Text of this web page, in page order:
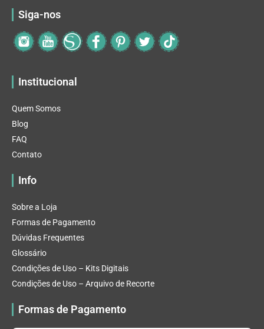
Siga-nos
Institucional
Quem Somos
Blog
FAQ
Contato
Info
Sobre a Loja
Formas de Pagamento
Dúvidas Frequentes
Glossário
Condições de Uso – Kits Digitais
Condições de Uso – Arquivo de Recorte
Formas de Pagamento